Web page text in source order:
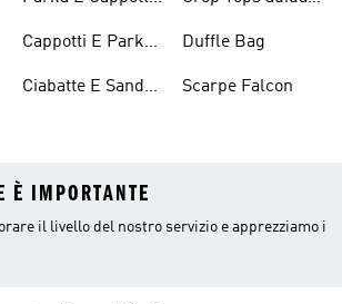
Cappotti E Parkas
Ciabatte E Sandali
Duffle Bag
Scarpe Falcon
È IMPORTANTE
il livello del nostro servizio e apprezziamo i